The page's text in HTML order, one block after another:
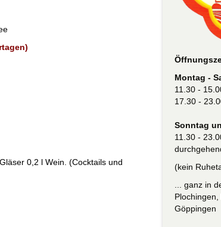
0,2 l Wein. (Cocktails und
Montag -
11.30 -
17.30 -
Sonntag
11.30 -
(kein
... ganz in
Göppingen